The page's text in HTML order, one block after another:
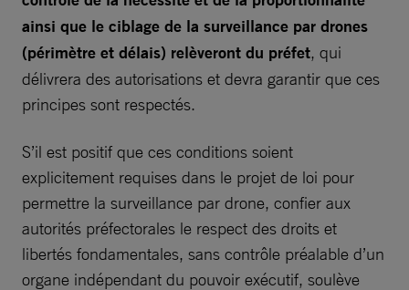
ainsi que le ciblage de la surveillance par drones
(périmètre et délais) relèveront du préfet, qui
délivrera des autorisations et devra garantir que ces
principes sont respectés.
S’il est positif que ces conditions soient
explicitement requises dans le projet de loi pour
permettre la surveillance par drone, confier aux
autorités préfectorales le respect des droits et
libertés fondamentales, sans contrôle préalable d’un
organe indépendant du pouvoir exécutif, soulève